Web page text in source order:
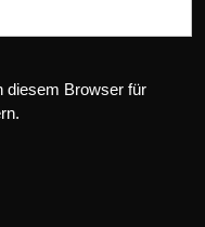
diesem Browser für